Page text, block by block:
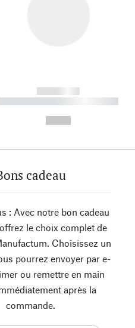
------------
----------- ----------
cadeau
: Avec notre bon cadeau
le choix complet de
Choisissez un
pourrez envoyer par e-
ou remettre en main
après la
commande.